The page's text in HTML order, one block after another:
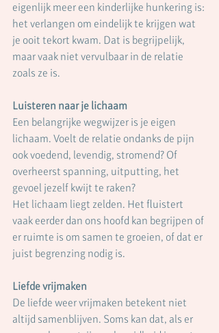
eigenlijk meer een kinderlijke hunkering is:
het verlangen om eindelijk te krijgen wat
je ooit tekort kwam. Dat is begrijpelijk,
maar vaak niet vervulbaar in de relatie
zoals ze is.
Luisteren naar je lichaam
Een belangrijke wegwijzer is je eigen
lichaam. Voelt de relatie ondanks de pijn
ook voedend, levendig, stromend? Of
overheerst spanning, uitputting, het
gevoel jezelf kwijt te raken?
Het lichaam liegt zelden. Het fluistert
vaak eerder dan ons hoofd kan begrijpen of
er ruimte is om samen te groeien, of dat er
juist begrenzing nodig is.
Liefde vrijmaken
De liefde weer vrijmaken betekent niet
altijd samenblijven. Soms kan dat, als er